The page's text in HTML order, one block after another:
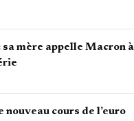
mère appelle Macron à
cours de l’euro